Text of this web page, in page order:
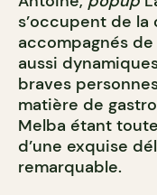
s’occupent de
accompagnés
aussi
braves
matière de
Melba étant
d’une exquise
remarquable.